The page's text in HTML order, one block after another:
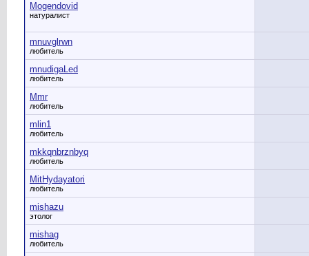
Mogendovid
натуралист
mnuvglrwn
любитель
mnudigaLed
любитель
Mmr
любитель
mlin1
любитель
mkkqnbrznbyq
любитель
MitHydayatori
любитель
mishazu
этолог
mishag
любитель